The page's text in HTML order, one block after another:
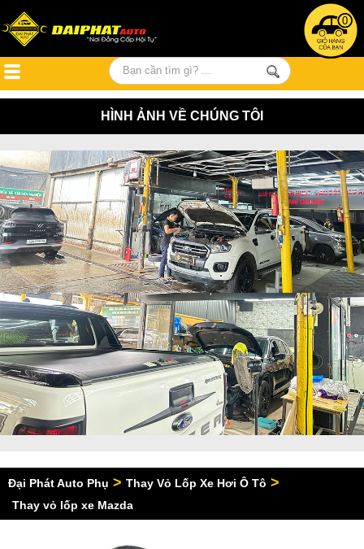
0
HÌNH ẢNH VỀ CHÚNG TÔI
Đại Phát Auto Phụ > Thay Vỏ Lốp Xe Hơi Ô Tô >
Thay vỏ lốp xe Mazda